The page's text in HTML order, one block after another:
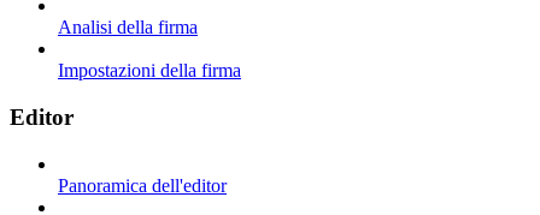
Analisi della firma
Impostazioni della firma
Editor
Panoramica dell'editor